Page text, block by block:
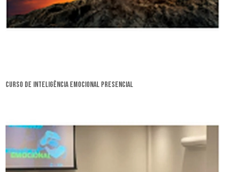
curso de inteligência emocional presencial